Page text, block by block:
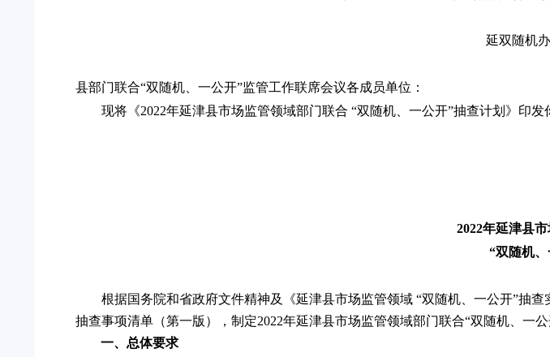
延双随机
县部门联合“双随机、一公开”监管工作联席会议各成员单位：
现将《2022年延津县市场监管领域部门联合 “双随机、一公开”抽查计划》印
2022年延津县
“双随机
根据国务院和省政府文件精神及《延津县市场监管领域 “双随机、一公开”抽
抽查事项清单（第一版），制定2022年延津县市场监管领域部门联合“双随机、一公
一、总体要求